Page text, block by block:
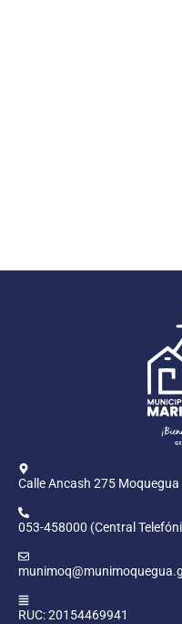
Calle Ancash 275 Moquegua
053-458000 (Central
RUC: 20154469941